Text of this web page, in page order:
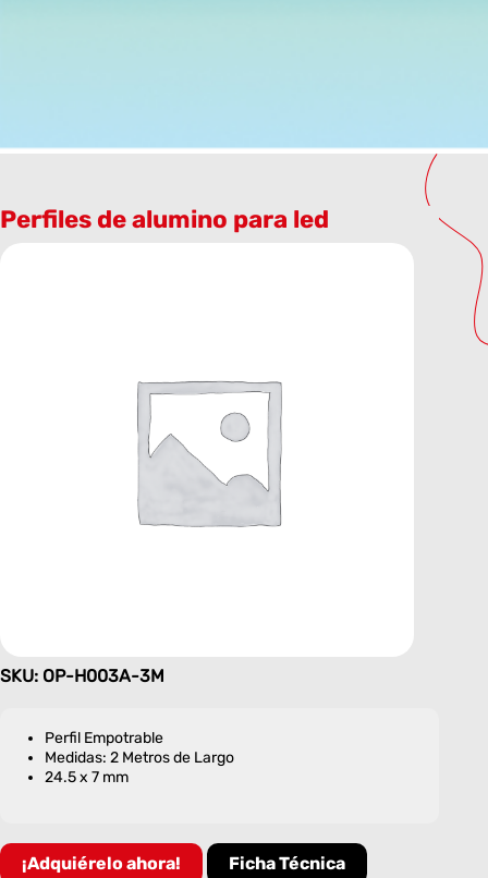
Perfiles de alumino para led
SKU: OP-H003A-3M
Perfil Empotrable
Medidas: 2 Metros de Largo
24.5 x 7 mm
¡Adquiérelo ahora! Ficha Técnica